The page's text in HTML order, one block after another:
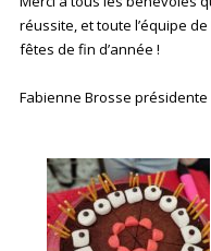
réussite, et toute l’équipe
fêtes de fin d’année !
Fabienne Brosse présidente